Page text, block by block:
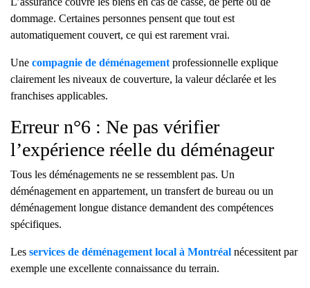
dommage. Certaines personnes pensent que tout est
automatiquement couvert, ce qui est rarement vrai.
Une compagnie de déménagement professionnelle explique
clairement les niveaux de couverture, la valeur déclarée et les
franchises applicables.
Erreur n°6 : Ne pas vérifier
l’expérience réelle du déménageur
Tous les déménagements ne se ressemblent pas. Un
déménagement en appartement, un transfert de bureau ou un
déménagement longue distance demandent des compétences
spécifiques.
Les services de déménagement local à Montréal nécessitent par
exemple une excellente connaissance du terrain.